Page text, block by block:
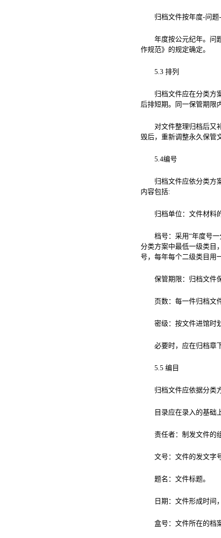
归档文件按年度-问题-
年度按公元纪年。问
作规范》的规定确定。
5.3 排列
归档文件应在分类方
后排短期。同一保管期限
对文件整理归档后又
毁后，重新调整永久保管
5.4编号
归档文件应依分类方
内容包括:
归档单位：文件材料
档号：采用“年度号
分类方案中最低一级类目
号，每年每个二级类目用
保管期限：归档文件
页数：每一件归档文
密级：按文件进馆时
必要时，应在归档章
5.5 编目
归档文件应依据分类
目录应在录入的基础
责任者：制发文件的
文号：文件的发文字
题名：文件标题。
日期：文件形成时间
盒号：文件所在的档